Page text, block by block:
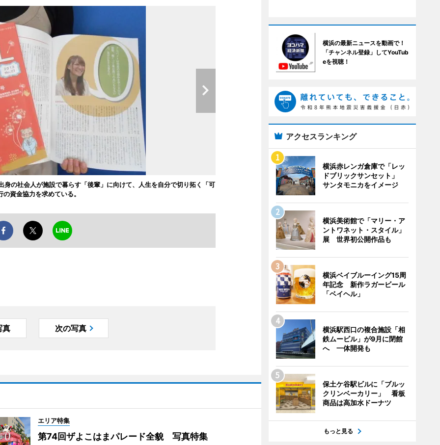
の社会人が施設で暮らす「後輩」に向けて、人生を自分で切り拓く「可
資金協力を求めている。
真 次の写真
エリア特集
第74回ザよこはまパレード全貌 写真特集
横浜の最新ニュースを動画で！
「チャンネル登録」してYouTub
eを視聴！
アクセスランキング
横浜赤レンガ倉庫で「レッ
ドブリックサンセット」
サンタモニカをイメージ
横浜美術館で「マリー・ア
ントワネット・スタイル」
展 世界初公開作品も
横浜ベイブルーイング15周
年記念 新作ラガービール
「ベイヘル」
横浜駅西口の複合施設「相
鉄ムービル」が9月に閉館
へ 一体開発も
保土ケ谷駅ビルに「ブルッ
クリンベーカリー」 看板
商品は高加水ドーナツ
もっと見る